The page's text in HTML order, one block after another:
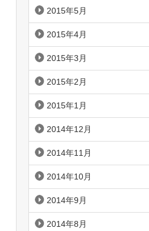
2015年5月
2015年4月
2015年3月
2015年2月
2015年1月
2014年12月
2014年11月
2014年10月
2014年9月
2014年8月